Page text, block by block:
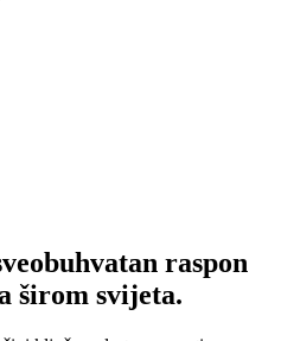
raspon
širom svijeta.